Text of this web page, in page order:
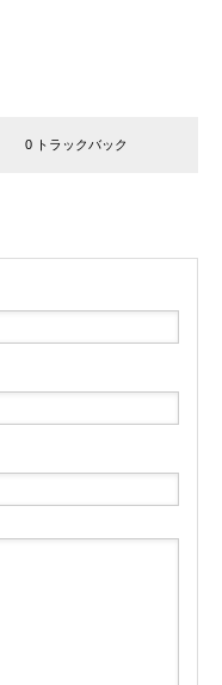
0 トラックバック